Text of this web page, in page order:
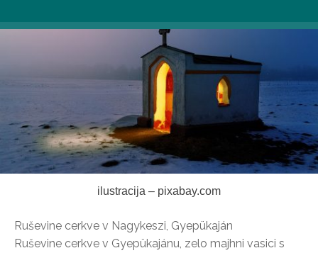
ilustracija – pixabay.com
Ruševine cerkve v Nagykeszi, Gyepükaján
Ruševine cerkve v Gyepükajánu, zelo majhni vasici s